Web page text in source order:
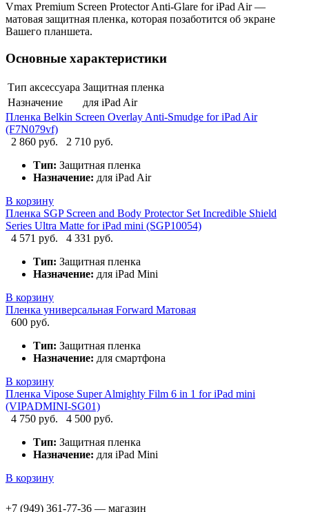
Vmax Premium Screen Protector Anti-Glare for iPad Air —
матовая защитная пленка, которая позаботится об экране
Вашего планшета.
Основные характеристики
Тип аксессуара Защитная пленка
Назначение
для iPad Air
Пленка Belkin Screen Overlay Anti-Smudge for iPad Air
(F7N079vf)
2 860 руб.
2 710 руб.
Тип: Защитная пленка
Назначение: для iPad Air
В корзину
Пленка SGP Screen and Body Protector Set Incredible Shield
Series Ultra Matte for iPad mini (SGP10054)
4 571 руб.
4 331 руб.
Тип: Защитная пленка
Назначение: для iPad Mini
В корзину
Пленка универсальная Forward Матовая
600 руб.
Тип: Защитная пленка
Назначение: для смартфона
В корзину
Пленка Vipose Super Almighty Film 6 in 1 for iPad mini
(VIPADMINI-SG01)
4 750 руб.
4 500 руб.
Тип: Защитная пленка
Назначение: для iPad Mini
В корзину
+7 (949) 361-77-36 — магазин